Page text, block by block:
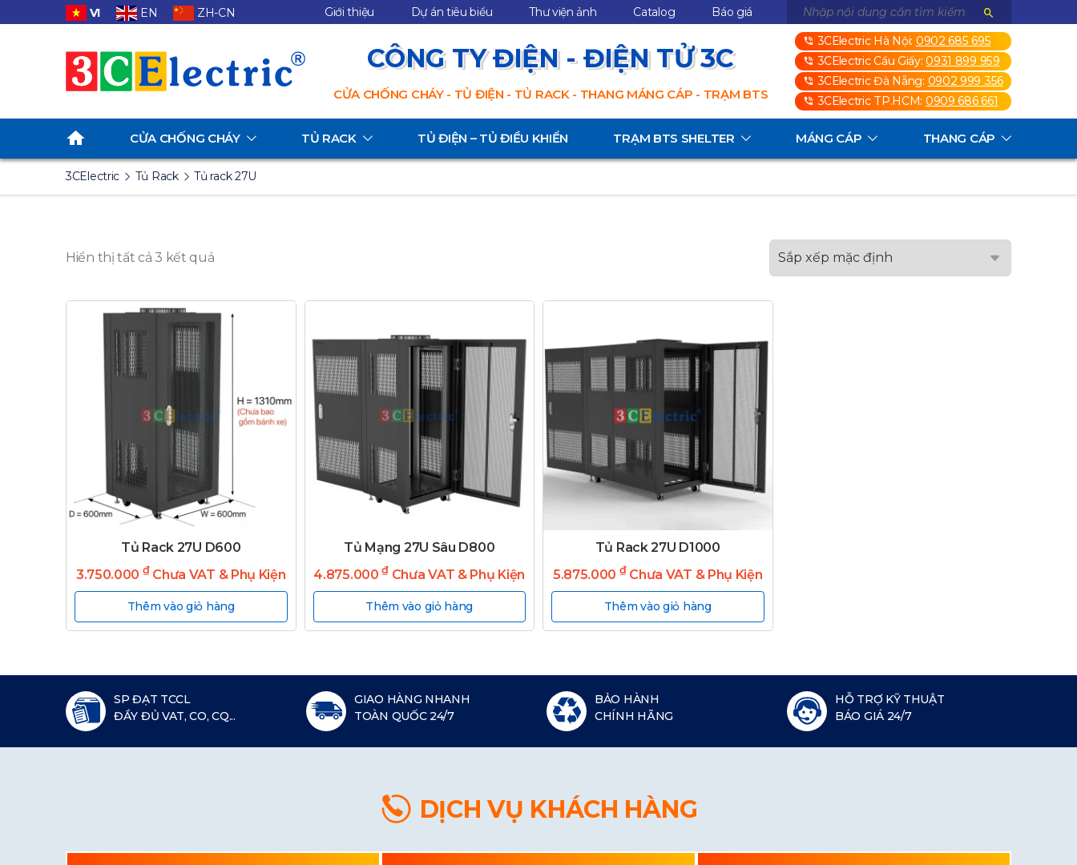
VI EN ZH-CN Giới thiệu Dự án tiêu biểu Thư viện ảnh Catalog Báo giá
CÔNG TY ĐIỆN - ĐIỆN TỬ 3C
CỬA CHỐNG CHÁY - TỦ ĐIỆN - TỦ RACK - THANG MÁNG CÁP - TRẠM BTS
3CElectric Hà Nội: 0902 685 695
3CElectric Cầu Giấy:0931 899 959
3CElectric Đà Nẵng: 0902 999 356
3CElectric TP.HCM: 0909 686 661
CỬA CHỐNG CHÁY TỦ RACK TỦ ĐIỆN – TỦ ĐIỀU KHIỂN TRẠM BTS SHELTER MÁNG CÁP THANG CÁP
3CElectric Tủ Rack Tủ rack 27U
Hiển thị tất cả 3 kết quả
Tủ Rack 27U D600
3.750.000 ₫ Chưa VAT & Phụ Kiện
Thêm vào giỏ hàng
Tủ Mạng 27U Sâu D800
4.875.000₫ Chưa VAT & Phụ Kiện
Thêm vào giỏ hàng
Tủ Rack 27U D1000
5.875.000 ₫ Chưa VAT & Phụ Kiện
Thêm vào giỏ hàng
SP ĐẠT TCCL
ĐẦY ĐỦ VAT, CO, CQ...
GIAO HÀNG NHANH
TOÀN QUỐC 24/7
BẢO HÀNH
CHÍNH HÃNG
HỖ TRỢ KỸ THUẬT
BÁO GIÁ 24/7
DỊCH VỤ KHÁCH HÀNG